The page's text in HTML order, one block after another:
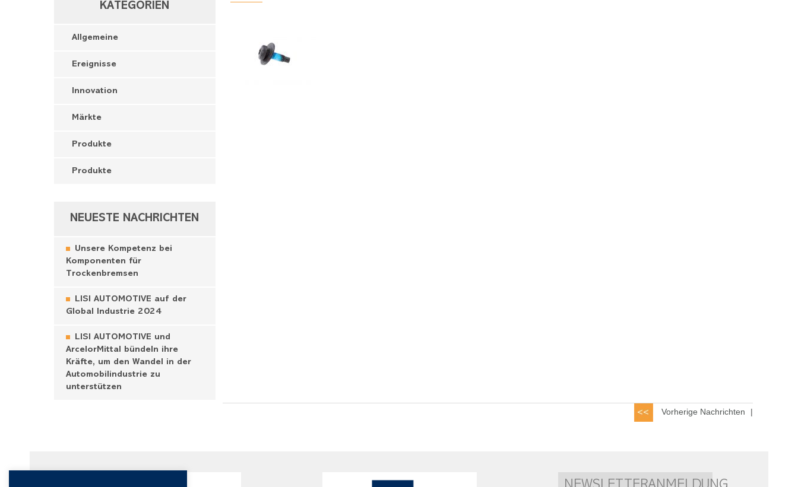
KATEGORIEN
Allgemeine
Ereignisse
Innovation
Märkte
Produkte
Produkte
NEUESTE NACHRICHTEN
Unsere Kompetenz bei
Komponenten für
Trockenbremsen
LISI AUTOMOTIVE auf der
Global Industrie 2024
LISI AUTOMOTIVE und
ArcelorMittal bündeln ihre
Kräfte, um den Wandel in der
Automobilindustrie zu
unterstützen
Vorherige Nachrichten |